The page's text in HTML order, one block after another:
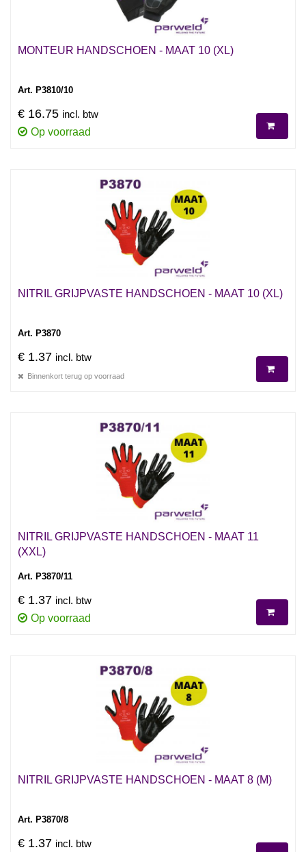
MONTEUR HANDSCHOEN - MAAT 10 (XL)
Art. P3810/10
€ 16.75 incl. btw
Op voorraad
NITRIL GRIJPVASTE HANDSCHOEN - MAAT 10 (XL)
Art. P3870
€ 1.37 incl. btw
Binnenkort terug op voorraad
NITRIL GRIJPVASTE HANDSCHOEN - MAAT 11
(XXL)
Art. P3870/11
€ 1.37 incl. btw
Op voorraad
NITRIL GRIJPVASTE HANDSCHOEN - MAAT 8 (M)
Art. P3870/8
€ 1.37 incl. btw